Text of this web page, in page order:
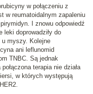
w połączeniu z
w reumatoidalnym zapaleniu
I znowu odpowiedź
leki doprowadziły do
myszy. Kolejne
ani leflunomid
TNBC. Są jednak
terapia nie działa
w których występują